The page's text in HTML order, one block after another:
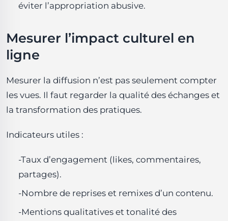
éviter l’appropriation abusive.
Mesurer l’impact culturel en
ligne
Mesurer la diffusion n’est pas seulement compter
les vues. Il faut regarder la qualité des échanges et
la transformation des pratiques.
Indicateurs utiles :
-Taux d’engagement (likes, commentaires,
partages).
-Nombre de reprises et remixes d’un contenu.
-Mentions qualitatives et tonalité des